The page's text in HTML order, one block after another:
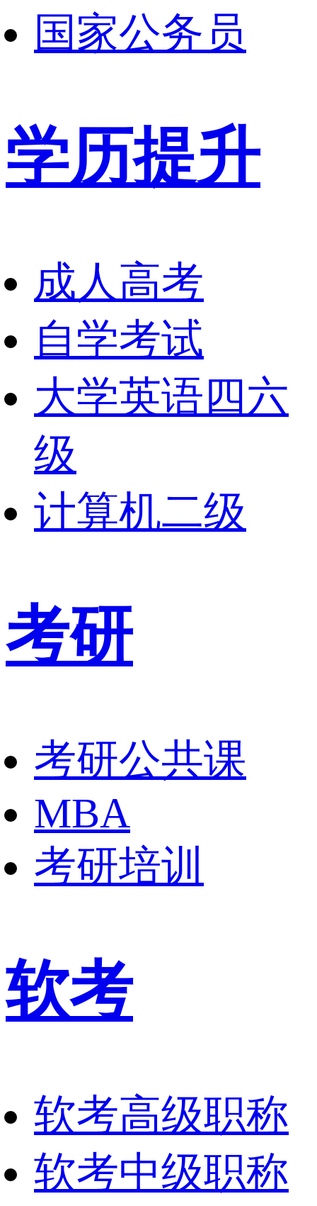
国家公务员
学历提升
成人高考
自学考试
大学英语四六
级
计算机二级
考研
考研公共课
MBA
考研培训
软考
软考高级职称
软考中级职称